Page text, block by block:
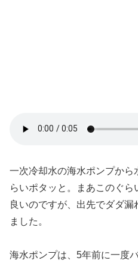
一次冷却水の海水ポンプから
らいポタッと。まあこのぐ
良いのですが、出先でダダ
ました。
海水ポンプは、5年前に一度